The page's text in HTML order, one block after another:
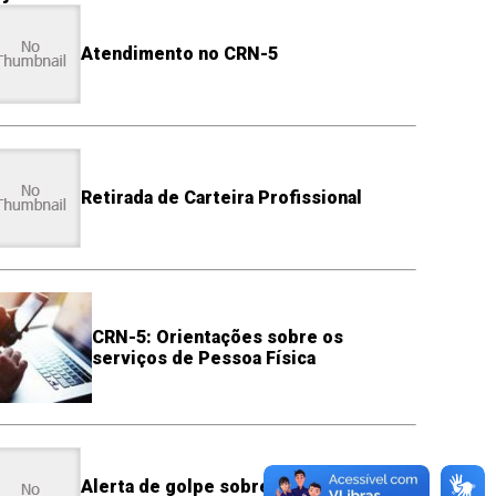
Atendimento no CRN-5
Retirada de Carteira Profissional
CRN-5: Orientações sobre os
serviços de Pessoa Física
Alerta de golpe sobre e-mails falsos